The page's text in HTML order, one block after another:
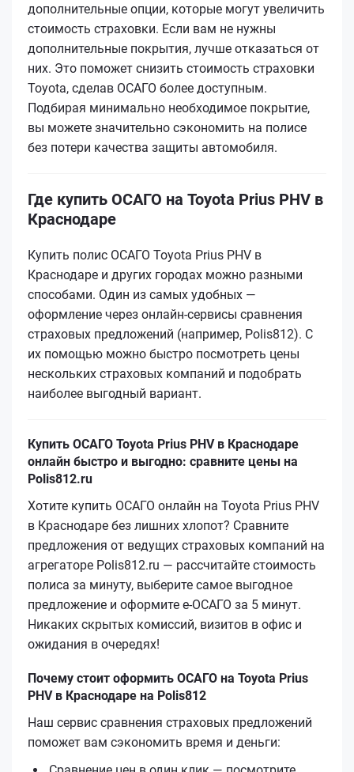
дополнительные опции, которые могут увеличить
стоимость страховки. Если вам не нужны
дополнительные покрытия, лучше отказаться от
них. Это поможет снизить стоимость страховки
Toyota, сделав ОСАГО более доступным.
Подбирая минимально необходимое покрытие,
вы можете значительно сэкономить на полисе
без потери качества защиты автомобиля.
Где купить ОСАГО на Toyota Prius PHV в
Краснодаре
Купить полис ОСАГО Toyota Prius PHV в
Краснодаре и других городах можно разными
способами. Один из самых удобных —
оформление через онлайн-сервисы сравнения
страховых предложений (например, Polis812). С
их помощью можно быстро посмотреть цены
нескольких страховых компаний и подобрать
наиболее выгодный вариант.
Купить ОСАГО Toyota Prius PHV в Краснодаре
онлайн быстро и выгодно: сравните цены на
Polis812.ru
Хотите купить ОСАГО онлайн на Toyota Prius PHV
в Краснодаре без лишних хлопот? Сравните
предложения от ведущих страховых компаний на
агрегаторе Polis812.ru — рассчитайте стоимость
полиса за минуту, выберите самое выгодное
предложение и оформите е‑ОСАГО за 5 минут.
Никаких скрытых комиссий, визитов в офис и
ожидания в очередях!
Почему стоит оформить ОСАГО на Toyota Prius
PHV в Краснодаре на Polis812
Наш сервис сравнения страховых предложений
поможет вам сэкономить время и деньги: